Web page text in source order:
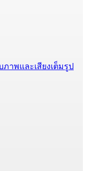
ภาพและเสียงเต็มรูป